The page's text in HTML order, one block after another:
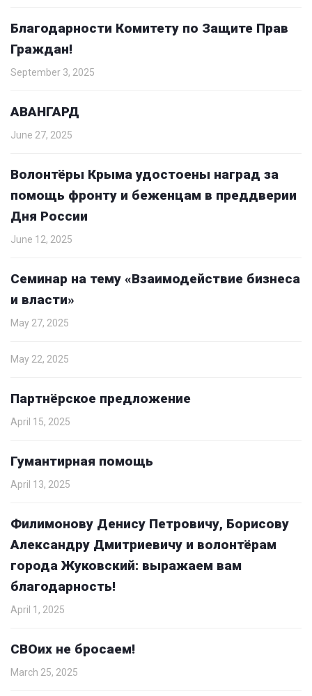
Благодарности Комитету по Защите Прав
Граждан!
September 3, 2025
АВАНГАРД
June 27, 2025
Волонтёры Крыма удостоены наград за
помощь фронту и беженцам в преддверии
Дня России
June 12, 2025
Семинар на тему «Взаимодействие бизнеса
и власти»
May 27, 2025
May 22, 2025
Партнёрское предложение
April 15, 2025
Гумантирная помощь
April 13, 2025
Филимонову Денису Петровичу, Борисову
Александру Дмитриевичу и волонтёрам
города Жуковский: выражаем вам
благодарность!
April 1, 2025
СВОих не бросаем!
March 25, 2025